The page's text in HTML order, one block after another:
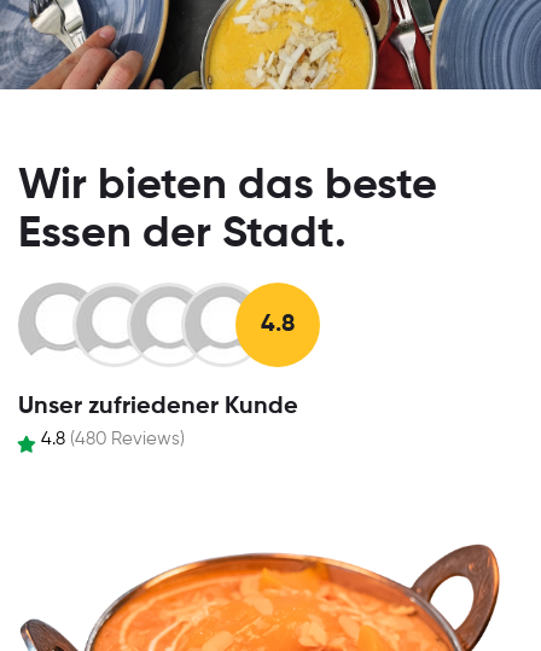
Wir bieten das beste
Essen der Stadt.
4.8
Unser zufriedener Kunde
4.8 (480 Reviews)